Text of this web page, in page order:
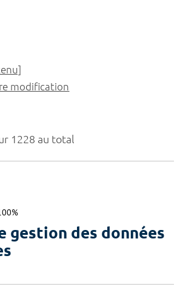
1228 au total
gestion des données
modification